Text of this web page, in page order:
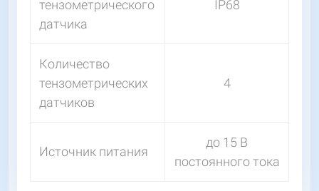
тензометрического
датчика
IP68
Количество
тензометрических
датчиков
4
Источник питания
до 15 В
постоянного тока